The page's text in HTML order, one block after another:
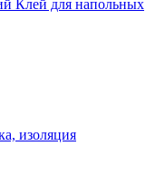
Клей для напольных
изоляция